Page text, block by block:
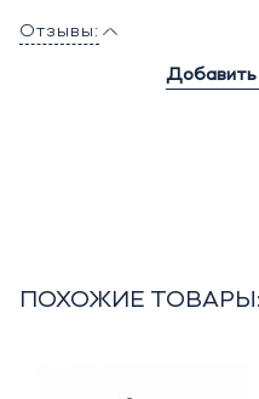
Отзывы:
Добавить
ПОХОЖИЕ ТОВАРЫ: